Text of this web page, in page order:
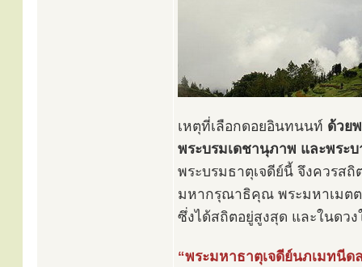
เหตุที่เลือกดอยอินทนนท์ ด้วย
พระบรมเดชานุภาพ และพระ
พระบรมธาตุเจดีย์นี้ จึงควรส
มหากรุณาธิคุณ พระมหาเมต
ซึ่งได้สถิตอยู่สูงสุด และในดว
“พระมหาธาตุเจดีย์นภเมทนี